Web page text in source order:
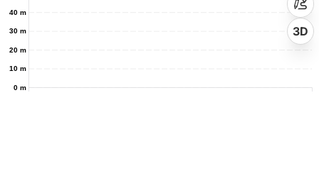
0 m
10 m
20 m
30 m
40 m
3D